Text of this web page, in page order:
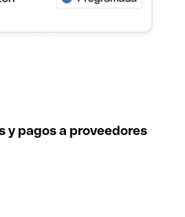
y pagos a proveedores